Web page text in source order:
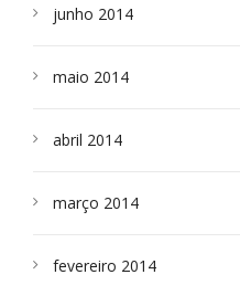
junho 2014
maio 2014
abril 2014
março 2014
fevereiro 2014